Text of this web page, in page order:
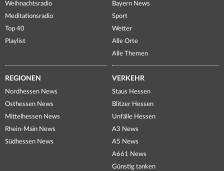
Weihnachtsradio
Meditationsradio
Top 40
Playlist
Bayern News
Sport
Wetter
Alle Orte
Alle Themen
REGIONEN
Nordhessen News
Osthessen News
Mittelhessen News
Rhein-Main News
Südhessen News
VERKEHR
Staus Hessen
Blitzer Hessen
Unfälle Hessen
A3 News
A5 News
A661 News
Günstig tanken